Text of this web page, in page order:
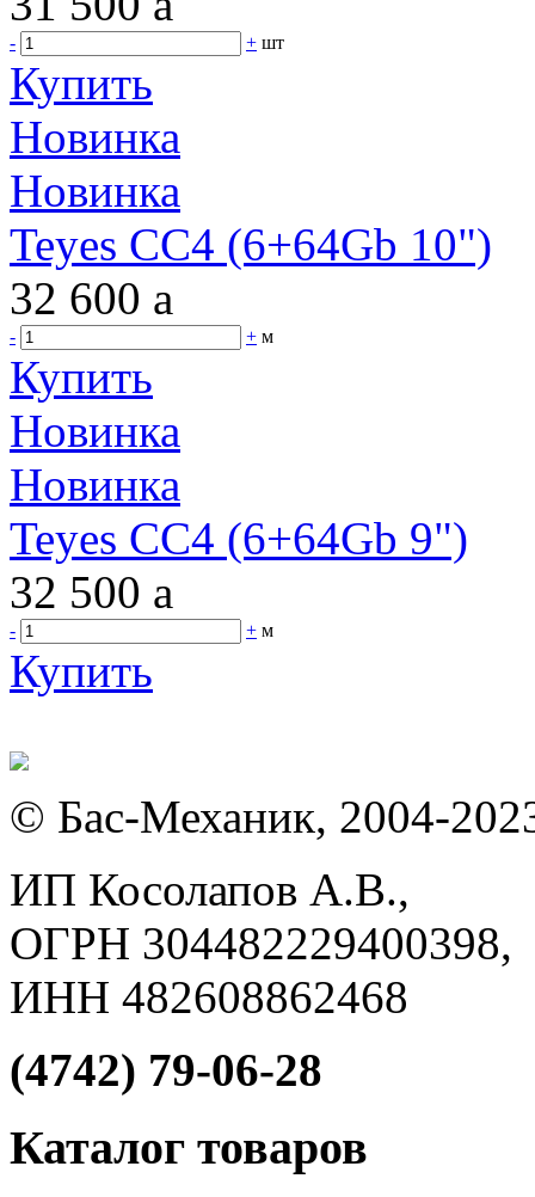
- + шт
Купить
Новинка
Новинка
Teyes CC4 (6+64Gb 10")
32 600 a
- + м
Купить
Новинка
Новинка
Teyes CC4 (6+64Gb 9")
32 500 a
- + м
Купить
© Бас-Механик, 2004-
ИП Косолапов А.В.,
ОГРН 304482229400398,
ИНН 482608862468
(4742) 79-06-28
Каталог товаров